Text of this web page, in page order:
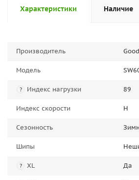
Характеристики Наличие
Производитель
Модель
? Индекс нагрузки 89
Индекс скорости H
Сезонность
Шипы
? XL Да